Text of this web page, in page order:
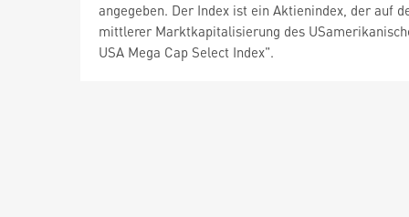
angegeben. Der Index ist ein Aktienindex, der auf
mittlerer Marktkapitalisierung des
USA Mega Cap Select Index".